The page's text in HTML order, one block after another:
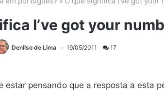
I’ve got your
Denilso de Lima 19/05/2011 17
estar pensando que a resposta a esta